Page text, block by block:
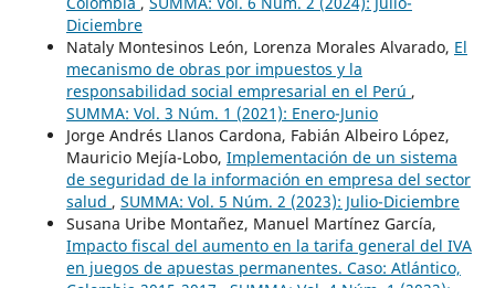
Diciembre
Nataly Montesinos León, Lorenza Morales Alvarado, El
mecanismo de obras por impuestos y la
responsabilidad social empresarial en el Perú ,
SUMMA: Vol. 3 Núm. 1 (2021): Enero-Junio
Jorge Andrés Llanos Cardona, Fabián Albeiro López,
Mauricio Mejía-Lobo, Implementación de un sistema
de seguridad de la información en empresa del sector
salud , SUMMA: Vol. 5 Núm. 2 (2023): Julio-Diciembre
Susana Uribe Montañez, Manuel Martínez García,
Impacto fiscal del aumento en la tarifa general del IVA
en juegos de apuestas permanentes. Caso: Atlántico,